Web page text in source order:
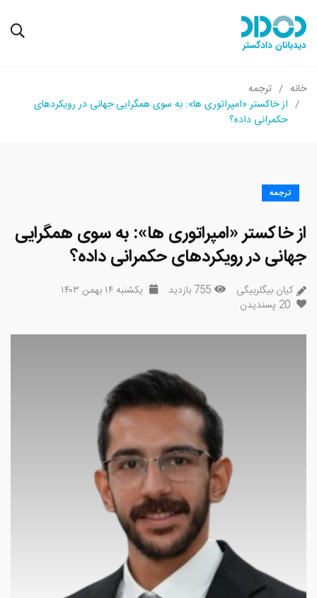
خانه
ترجمه
از خاکستر «امپراتوری ‌ها»: به سوی همگرایی جهانی در رویکردهای
حکمرانی داده؟
ترجمه
از خاکستر «امپراتوری ‌ها»: به سوی همگرایی
جهانی در رویکردهای حکمرانی داده؟
کیان بیگلربیگی 755 بازدید
یکشنبه ۱۴ بهمن ۱۴۰۳
20 پسندیدن